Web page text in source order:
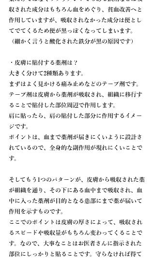
収された成分はもちろん血をめぐり、貧血改善へと
作用していますが、吸収されなかった成分は便とし
てでてくるため便が黒っぽくなってしまいます。
（細かく言うと酸化された鉄分が黒の原因です）
・皮膚に貼付する薬剤は？
大きく分けて2種類あります。
まずはよく見かける痛み止めなどのテープ剤です。
テープ剤は皮膚から薬剤が吸収され、組織に移行す
ることで貼付した部位周辺で作用します。
肩に貼ったら、肩の貼付した部分に作用するイメー
ジです。
ポイントは、血まで薬剤が届きにくいように設計さ
れているので、全身的な副作用が現れにくいことで
す。
そしてもう1つのパターンが、皮膚から吸収された薬
が組織を通り、その下にある血中まで吸収され、血
中に入った薬剤が目的となる患部にまで薬が届いて
作用を示すものです。
ここでのポイントは皮膚の厚さによって、吸収され
るスピードや吸収量がもちろん変わってくることで
す。なので、大事なことはお医者さんに指示された
部位にしっかりと貼ることです。守らなければ得て